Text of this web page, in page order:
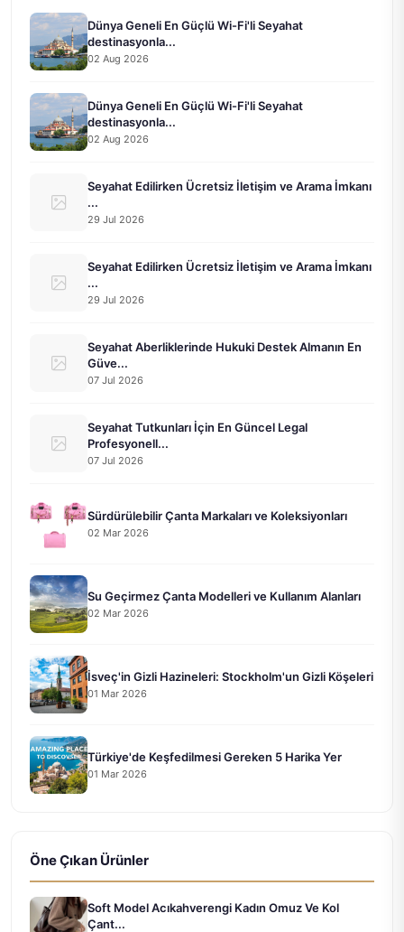
Dünya Geneli En Güçlü Wi-Fi'li Seyahat
destinasyonla...
02 Aug 2026
Dünya Geneli En Güçlü Wi-Fi'li Seyahat
destinasyonla...
02 Aug 2026
Seyahat Edilirken Ücretsiz İletişim ve Arama İmkanı
...
29 Jul 2026
Seyahat Edilirken Ücretsiz İletişim ve Arama İmkanı
...
29 Jul 2026
Seyahat Aberliklerinde Hukuki Destek Almanın En
Güve...
07 Jul 2026
Seyahat Tutkunları İçin En Güncel Legal
Profesyonell...
07 Jul 2026
Sürdürülebilir Çanta Markaları ve Koleksiyonları
02 Mar 2026
Su Geçirmez Çanta Modelleri ve Kullanım Alanları
02 Mar 2026
İsveç'in Gizli Hazineleri: Stockholm'un Gizli Köşeleri
01 Mar 2026
Türkiye'de Keşfedilmesi Gereken 5 Harika Yer
01 Mar 2026
Öne Çıkan Ürünler
Soft Model Acıkahverengi Kadın Omuz Ve Kol
Çant...